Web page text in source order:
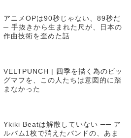
アニメOPは90秒じゃない、89秒だ
─ 手抜きから生まれた尺が、日本の
作曲技術を歪めた話
VELTPUNCH | 四季を描く為のビッ
グマフを、この人たちは意図的に踏
まなかった
Ykiki Beatは解散していない ── ア
ルバム1枚で消えたバンドの、あま